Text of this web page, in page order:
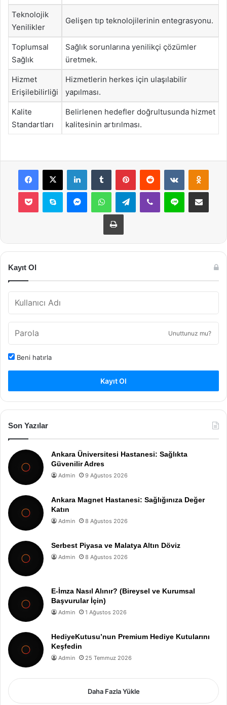
Teknolojik
Yenilikler
Gelişen tıp teknolojilerinin entegrasyonu.
Toplumsal
Sağlık
Sağlık sorunlarına yenilikçi çözümler
üretmek.
Hizmet
Erişilebilirliği
Hizmetlerin herkes için ulaşılabilir
yapılması.
Kalite
Standartları
Belirlenen hedefler doğrultusunda hizmet
kalitesinin artırılması.
Facebook
X LinkedInTumblr PinterestReddit VKontakte
Pocket Skype MessengerWhatsAppTelegramViber Line E-Posta ile
Yazdır
Kayıt Ol
Unuttunuz mu?
Beni hatırla
Kayıt Ol
Son Yazılar
Ankara Üniversitesi Hastanesi: Sağlıkta
Güvenilir Adres
Admin 9 Ağustos 2026
Ankara Magnet Hastanesi: Sağlığınıza Değer
Katın
Admin 8 Ağustos 2026
Serbest Piyasa ve Malatya Altın Döviz
Admin 8 Ağustos 2026
E-İmza Nasıl Alınır? (Bireysel ve Kurumsal
Başvurular İçin)
Admin 1 Ağustos 2026
HediyeKutusu’nun Premium Hediye Kutularını
Keşfedin
Admin 25 Temmuz 2026
Daha Fazla Yükle